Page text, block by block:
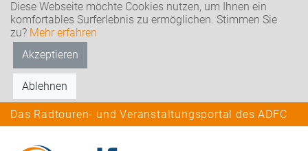
Diese Webseite möchte Cookies nutzen, um Ihnen ein
komfortables Surferlebnis zu ermöglichen. Stimmen Sie
zu? Mehr erfahren
Akzeptieren
Ablehnen
Das Radtouren- und Veranstaltungsportal des ADFC